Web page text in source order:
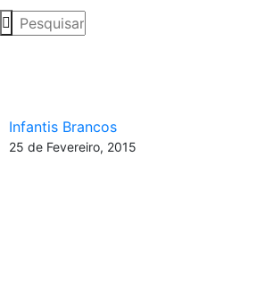
Infantis Brancos
25 de Fevereiro, 2015